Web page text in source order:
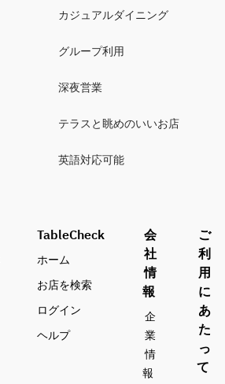
カジュアルダイニング
グループ利用
深夜営業
テラスと眺めのいいお店
英語対応可能
TableCheck
ホーム
お店を検索
ログイン
ヘルプ
会
社
情
報
企
業
情
報
ご
利
用
に
あ
た
っ
て